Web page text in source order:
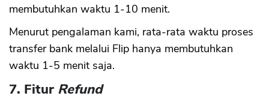
membutuhkan waktu 1-10 menit.
Menurut pengalaman kami, rata-rata waktu proses
transfer bank melalui Flip hanya membutuhkan
waktu 1-5 menit saja.
7. Fitur Refund